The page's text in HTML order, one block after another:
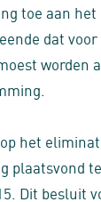
toe aan het
dat
worden
het
plaatsvond
Dit besluit